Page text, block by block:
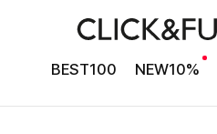
BEST100 NEW10%